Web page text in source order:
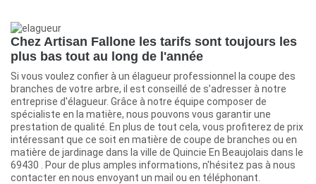
Chez Artisan Fallone les tarifs sont toujours les
plus bas tout au long de l'année
Si vous voulez confier à un élagueur professionnel la coupe des
branches de votre arbre, il est conseillé de s’adresser à notre
entreprise d'élagueur. Grâce à notre équipe composer de
spécialiste en la matière, nous pouvons vous garantir une
prestation de qualité. En plus de tout cela, vous profiterez de prix
intéressant que ce soit en matière de coupe de branches ou en
matière de jardinage dans la ville de Quincie En Beaujolais dans le
69430 . Pour de plus amples informations, n'hésitez pas à nous
contacter en nous envoyant un mail ou en téléphonant.